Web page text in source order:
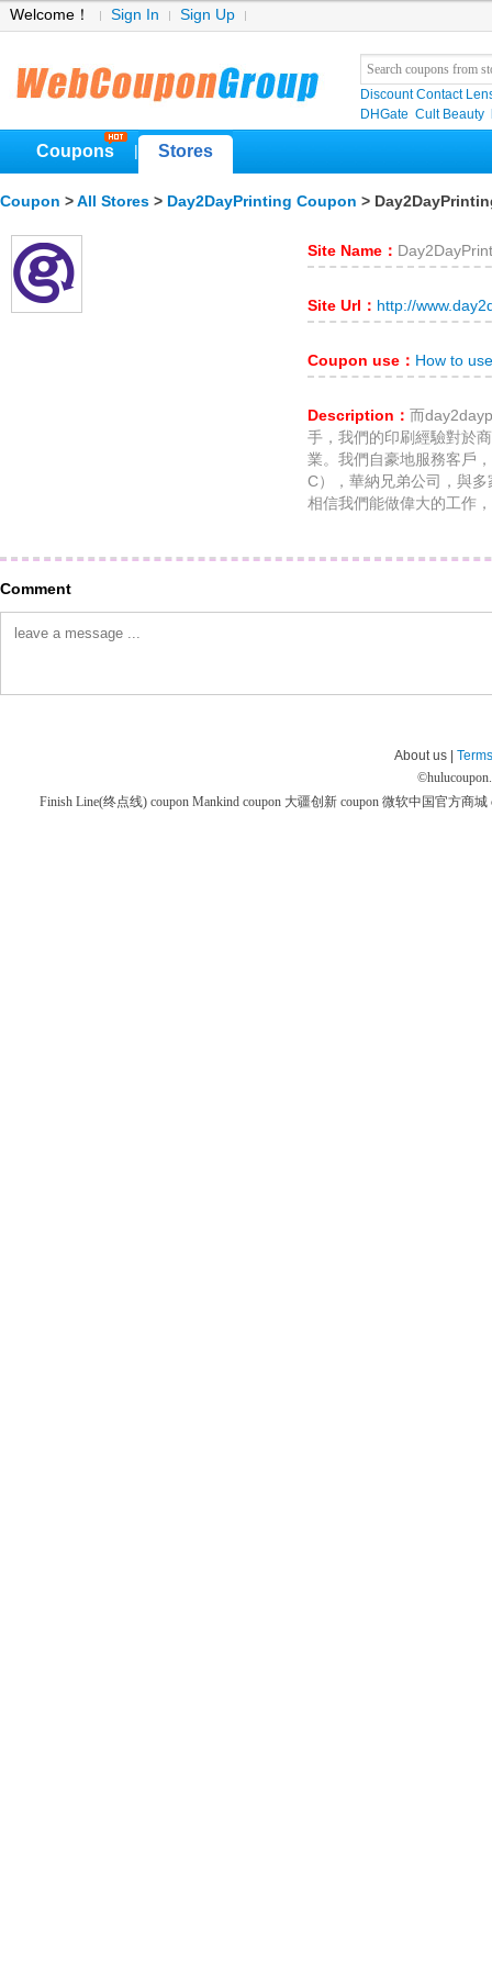
Welcome！ Sign In Sign Up
Discount Contact
DHGate Cult Beauty
Coupons Stores
Coupon > All Stores > Day2DayPrinting Coupon >
Site Name：
Site Url： http://
Coupon use： How to
Description： 而
手，我們的印刷經驗對於
業。我們自豪地服務客戶
C），華納兄弟公司，與
相信我們能做偉大的工作
Comment
About us |
©
Finish Line(终点线) coupon Mankind coupon 大疆创新 coupon 微软中国官方商城